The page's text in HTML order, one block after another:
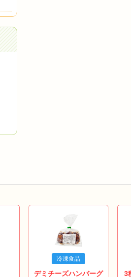
冷凍食品
デミチーズハンバーグ 3